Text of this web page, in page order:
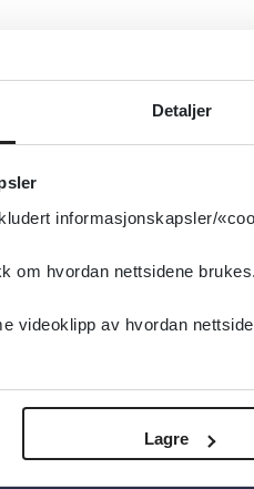
Detaljer
informasjonskapsler/
om hvordan nettsidene
videoklipp av hvordan
Lagre